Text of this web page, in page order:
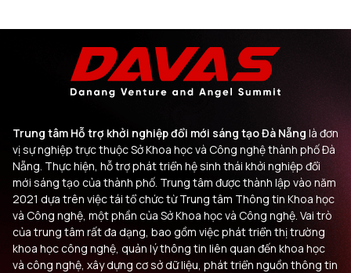
Trung tâm Hỗ trợ khởi nghiệp đổi mới sáng tạo Đà Nẵng là đơn
vị sự nghiệp trực thuộc Sở Khoa học và Công nghệ thành phố Đà
Nẵng. Thực hiện, hỗ trợ phát triển hệ sinh thái khởi nghiệp đổi
mới sáng tạo của thành phố. Trung tâm được thành lập vào năm
2021 dựa trên việc tái tổ chức từ Trung tâm Thông tin Khoa học
và Công nghệ, một phần của Sở Khoa học và Công nghệ. Vai trò
của trung tâm rất đa dạng, bao gồm việc phát triển thị trường
khoa học công nghệ, quản lý thông tin liên quan đến khoa học
và công nghệ, xây dựng cơ sở dữ liệu, phát triển nguồn thông tin